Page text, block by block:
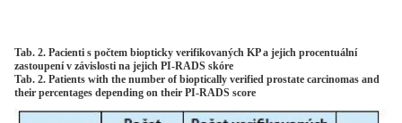
Tab. 2. Pacienti s počtem biopticky verifikovaných KP a jejich procentuální
zastoupení v závislosti na jejich PI-RADS skóre
Tab. 2. Patients with the number of bioptically verified prostate carcinomas and
their percentages depending on their PI-RADS score